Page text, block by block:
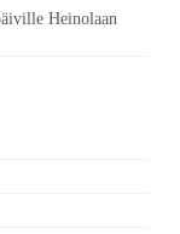
Heinolaan